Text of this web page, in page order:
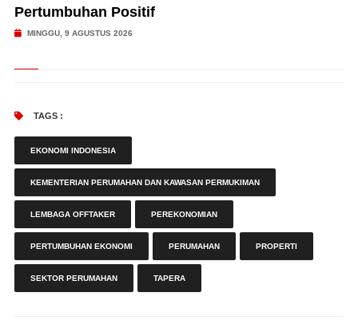
Pertumbuhan Positif
MINGGU, 9 AGUSTUS 2026
TAGS :
EKONOMI INDONESIA
KEMENTERIAN PERUMAHAN DAN KAWASAN PERMUKIMAN
LEMBAGA OFFTAKER PEREKONOMIAN
PERTUMBUHAN EKONOMI PERUMAHAN PROPERTI
SEKTOR PERUMAHAN TAPERA